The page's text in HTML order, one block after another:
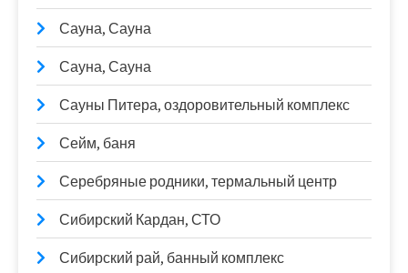
Сауна, Сауна
Сауна, Сауна
Сауны Питера, оздоровительный комплекс
Сейм, баня
Серебряные родники, термальный центр
Сибирский Кардан, СТО
Сибирский рай, банный комплекс